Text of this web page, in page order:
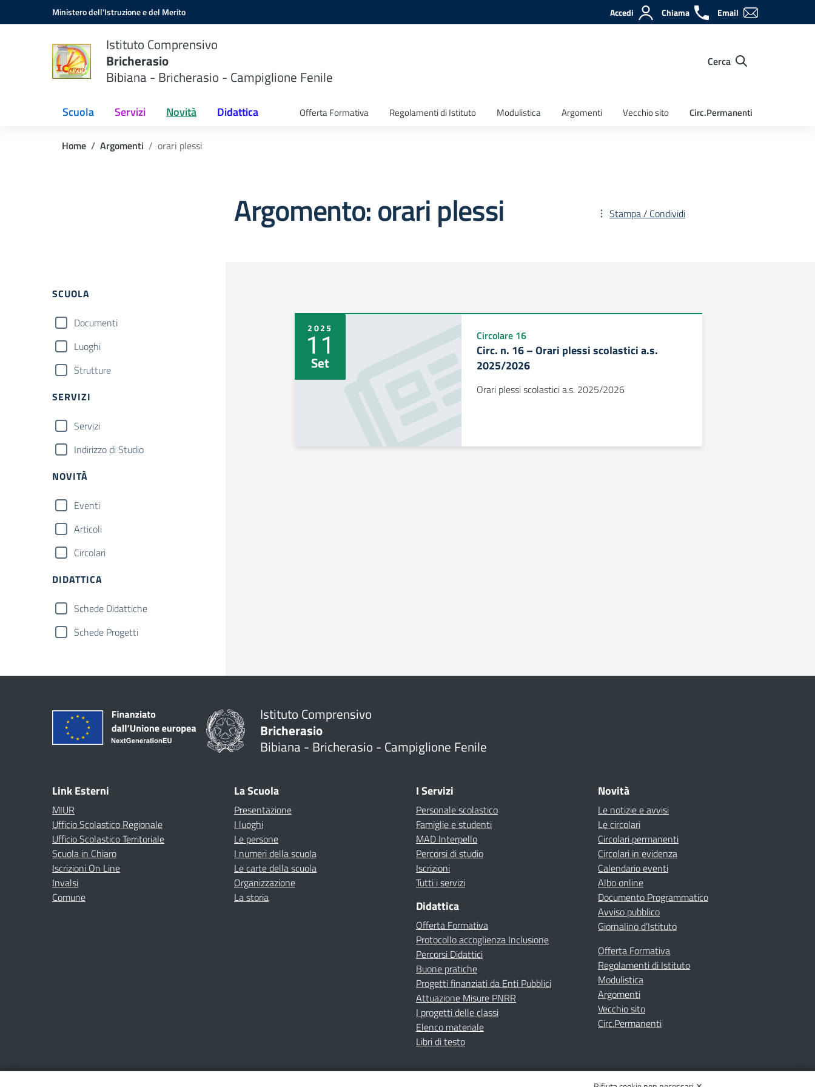
Vai ai contenuti
Vai al menu di navigazioneMinistero dell'Istruzione e del Merito Accedi Chiama Email
Istituto Comprensivo
Bricherasio
Bibiana - Bricherasio - Campiglione Fenile
Cerca
Scuola Servizi Novità Didattica Offerta Formativa Regolamenti di Istituto Modulistica Argomenti Vecchio sito Circ.Permanenti
Home Argomenti orari plessi
Argomento: orari plessi Stampa / Condividi
SCUOLA
Documenti
Luoghi
Strutture
SERVIZI
Servizi
Indirizzo di Studio
NOVITÀ
Eventi
Articoli
Circolari
DIDATTICA
Schede Didattiche
Schede Progetti
2025
11
Set
Circolare 16
Circ. n. 16 – Orari plessi scolastici a.s.
2025/2026
Orari plessi scolastici a.s. 2025/2026
Istituto Comprensivo
Bricherasio
Bibiana - Bricherasio - Campiglione Fenile
Link Esterni
MIUR
Ufficio Scolastico Regionale
Ufficio Scolastico Territoriale
Scuola in Chiaro
Iscrizioni On Line
Invalsi
Comune
La Scuola
Presentazione
I luoghi
Le persone
I numeri della scuola
Le carte della scuola
Organizzazione
La storia
I Servizi
Personale scolastico
Famiglie e studenti
MAD Interpello
Percorsi di studio
Iscrizioni
Tutti i servizi
Didattica
Offerta Formativa
Protocollo accoglienza Inclusione
Percorsi Didattici
Buone pratiche
Progetti finanziati da Enti Pubblici
Attuazione Misure PNRR
I progetti delle classi
Elenco materiale
Libri di testo
Novità
Le notizie e avvisi
Le circolari
Circolari permanenti
Circolari in evidenza
Calendario eventi
Albo online
Documento Programmatico
Avviso pubblico
Giornalino d’Istituto
Offerta Formativa
Regolamenti di Istituto
Modulistica
Argomenti
Vecchio sito
Circ.Permanenti
Amministrazione TrasparenteAlbo onlinePrivacy PolicyDichiarazione di accessibilitàContattiNote Legali